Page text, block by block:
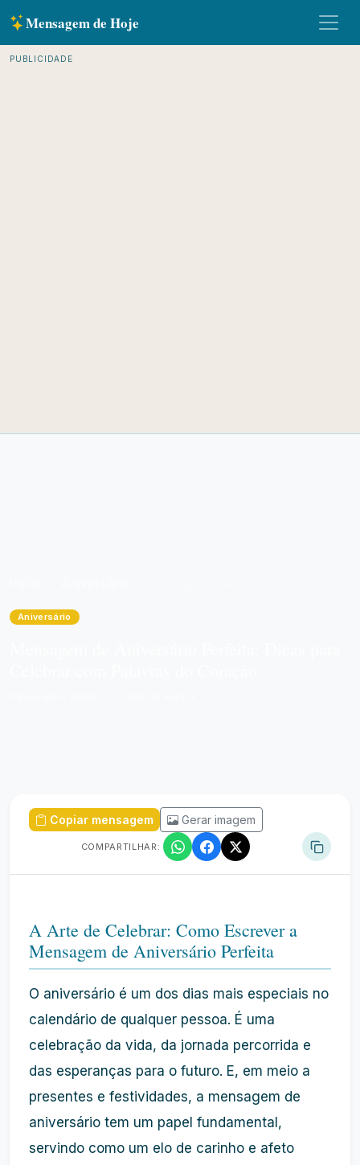
Mensagem de Hoje
PUBLICIDADE
Aniversário
Copiar mensagem Gerar imagem
COMPARTILHAR:
A Arte de Celebrar: Como Escrever a
Mensagem de Aniversário Perfeita
O aniversário é um dos dias mais especiais no
calendário de qualquer pessoa. É uma
celebração da vida, da jornada percorrida e
das esperanças para o futuro. E, em meio a
presentes e festividades, a mensagem de
aniversário tem um papel fundamental,
servindo como um elo de carinho e afeto